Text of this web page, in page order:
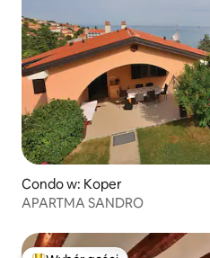
Condo w: Koper
APARTMA SANDRO